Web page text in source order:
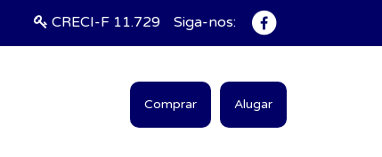
Siga-nos:
CRECI-F 11.729
Comprar Alugar